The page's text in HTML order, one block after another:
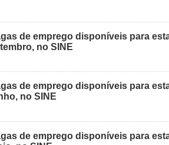
de emprego disponíveis para
no SINE
de emprego disponíveis para
no SINE
de emprego disponíveis para